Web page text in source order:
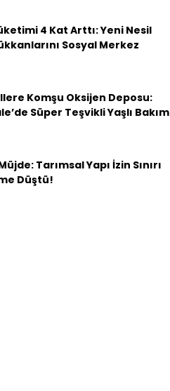
4 Kat Arttı: Yeni Nesil
Sosyal Merkez
Komşu Oksijen Deposu:
Süper Teşvikli Yaşlı Bakım
Tarımsal Yapı İzin Sınırı
Düştü!